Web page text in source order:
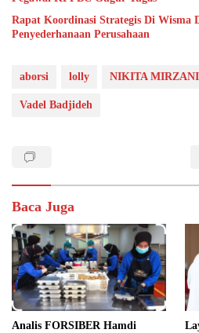
Rapat Koordinasi Strategis Di Wisma
Penyederhanaan Perusahaan
aborsi lolly NIKITA MIRZANI
Vadel Badjideh
Baca Juga
Analis FORSIBER Hamdi